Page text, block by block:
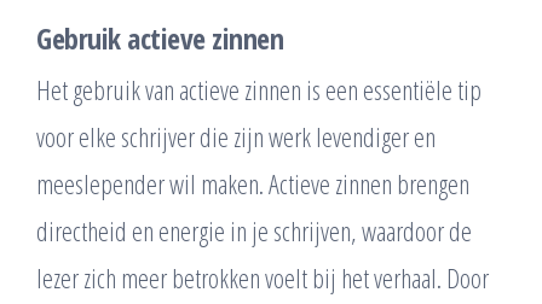
Gebruik actieve zinnen
Het gebruik van actieve zinnen is een essentiële tip
voor elke schrijver die zijn werk levendiger en
meeslepender wil maken. Actieve zinnen brengen
directheid en energie in je schrijven, waardoor de
lezer zich meer betrokken voelt bij het verhaal. Door